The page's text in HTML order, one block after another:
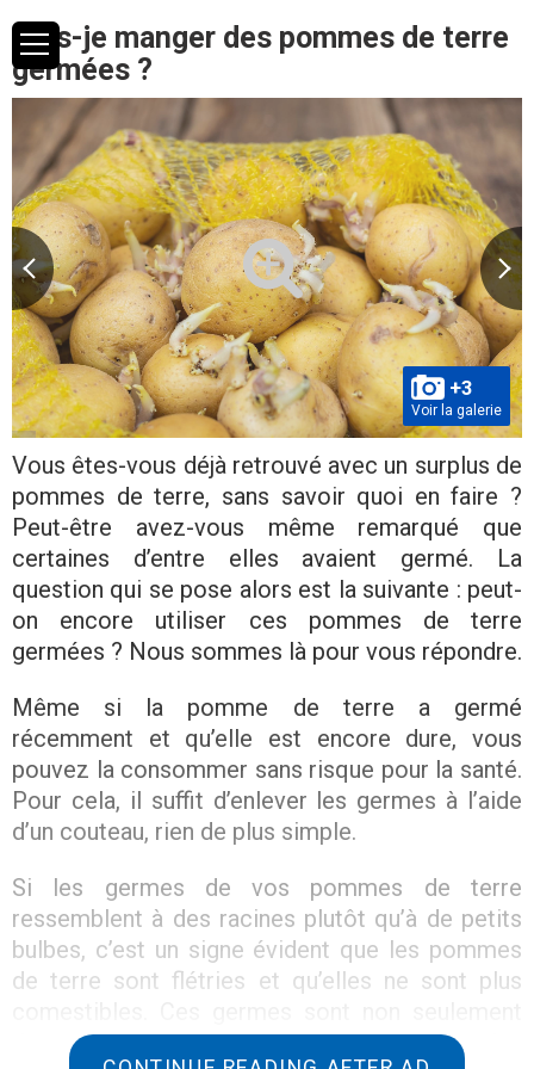
Puis-je manger des pommes de terre
germées ?
+3
Voir la galerie
Vous êtes-vous déjà retrouvé avec un surplus de
pommes de terre, sans savoir quoi en faire ?
Peut-être avez-vous même remarqué que
certaines d’entre elles avaient germé. La
question qui se pose alors est la suivante : peut-
on encore utiliser ces pommes de terre
germées ? Nous sommes là pour vous répondre.
Même si la pomme de terre a germé
récemment et qu’elle est encore dure, vous
pouvez la consommer sans risque pour la santé.
Pour cela, il suffit d’enlever les germes à l’aide
d’un couteau, rien de plus simple.
Si les germes de vos pommes de terre
ressemblent à des racines plutôt qu’à de petits
bulbes, c’est un signe évident que les pommes
de terre sont flétries et qu’elles ne sont plus
dangereux pour la santé, car ils provoquent des